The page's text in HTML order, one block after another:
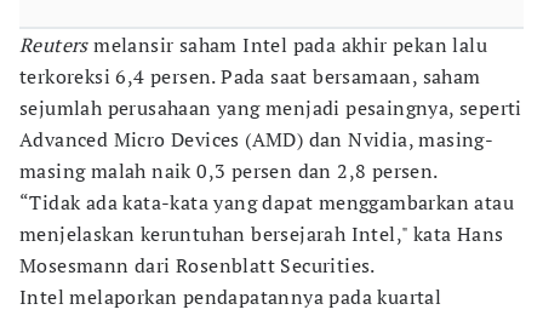
Reutersmelansir saham Intel pada akhir pekan lalu
terkoreksi 6,4 persen. Pada saat bersamaan, saham
sejumlah perusahaan yang menjadi pesaingnya, seperti
Advanced Micro Devices (AMD) dan Nvidia, masing-
masing malah naik 0,3 persen dan 2,8 persen.
“Tidak ada kata-kata yang dapat menggambarkan atau
menjelaskan keruntuhan bersejarah Intel," kata Hans
Mosesmann dari Rosenblatt Securities.
Intel melaporkan pendapatannya pada kuartal